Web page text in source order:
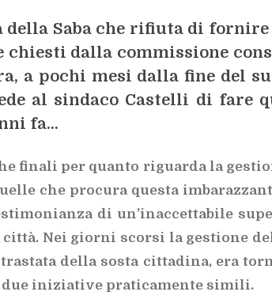
del­la Saba che ri­fiu­ta di
chie­sti dal­la com­mis­sio­ne
a po­chi mesi dal­la fine del
al sin­da­co Ca­stel­li di fare
fa…
fi­na­li per quan­to ri­guar­da la
che pro­cu­ra que­sta
di un’i­nac­cet­ta­bi­le
Nei gior­ni scor­si la ge­stio­ne
del­la so­sta cit­ta­di­na, era
due ini­zia­ti­ve pra­ti­ca­men­te si­mi­li.